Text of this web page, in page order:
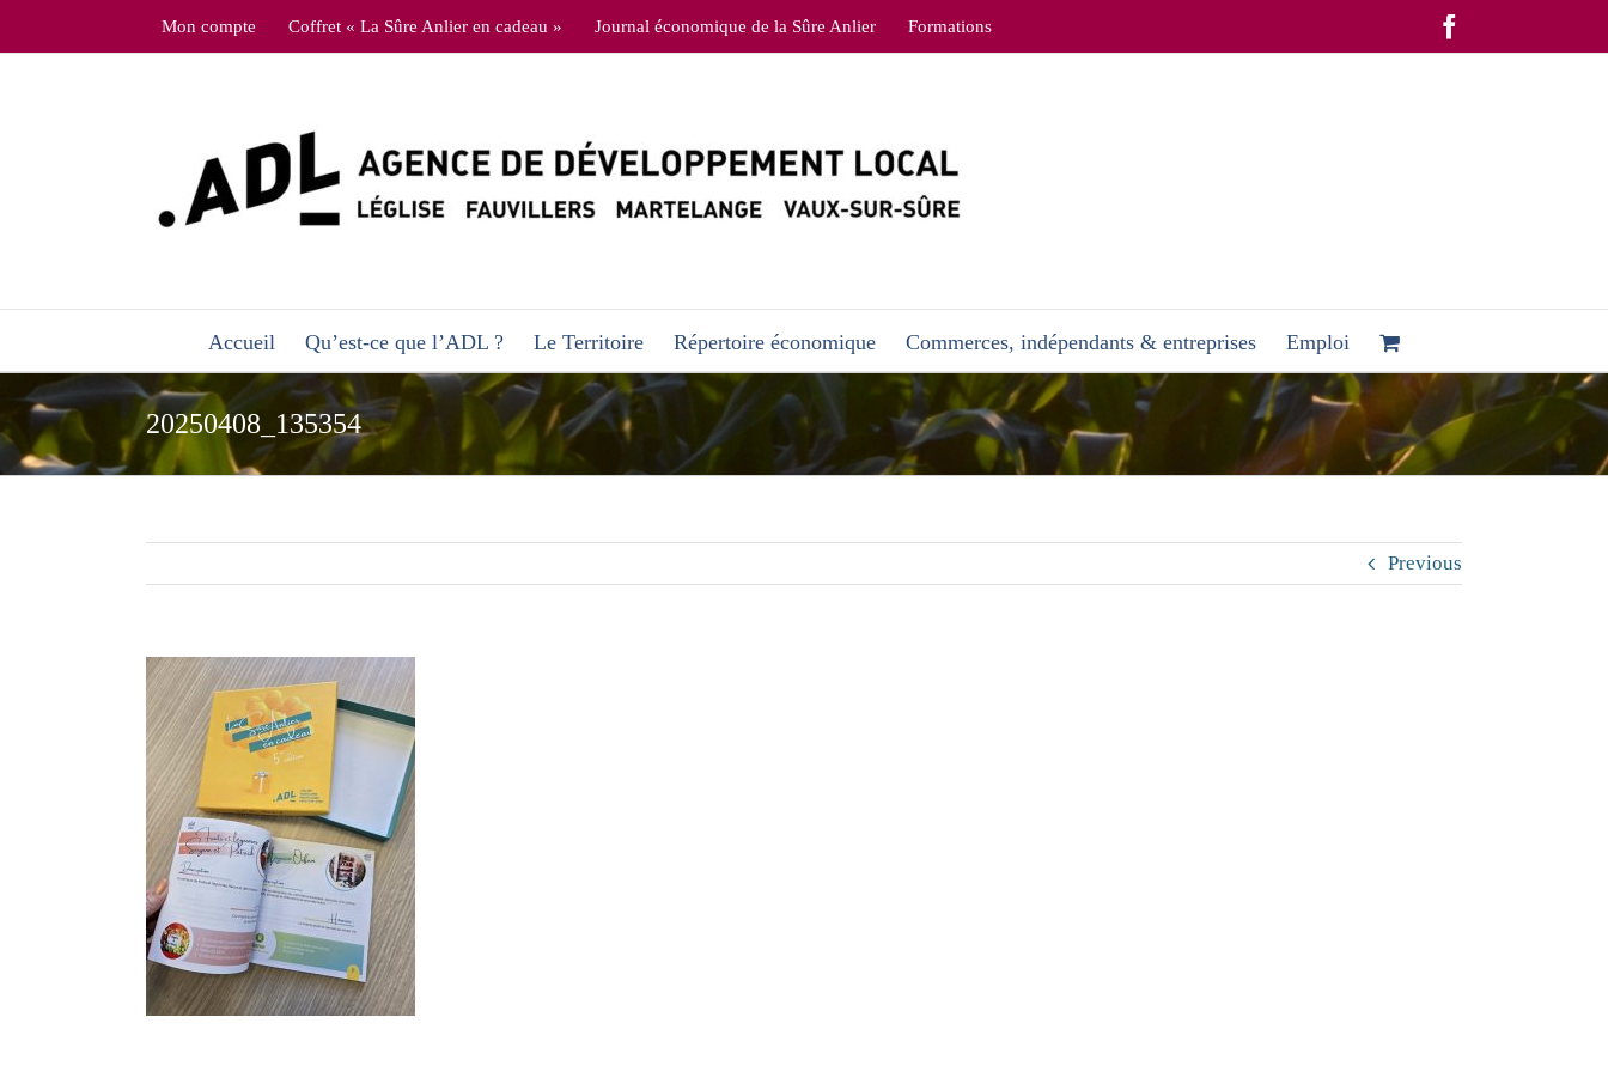
Mon compte Coffret « La Sûre Anlier en cadeau » Journal économique de la Sûre Anlier Formations
Accueil Qu’est-ce que l’ADL ? Le Territoire Répertoire économique Commerces, indépendants & entreprises Emploi
20250408_135354
Previous